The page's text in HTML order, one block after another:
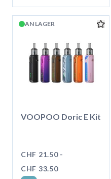
AN LAGER
VOOPOO Doric E Kit
CHF 21.50 -
CHF 33.50